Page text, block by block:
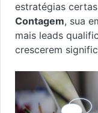
estratégias
Contagem, sua
mais leads
crescerem